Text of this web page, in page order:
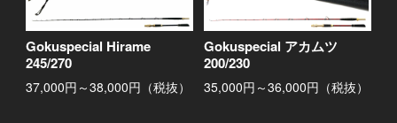
Gokuspecial Hirame
245/270
37,000円～38,000円（税抜）
Gokuspecial アカムツ
200/230
35,000円～36,000円（税抜）